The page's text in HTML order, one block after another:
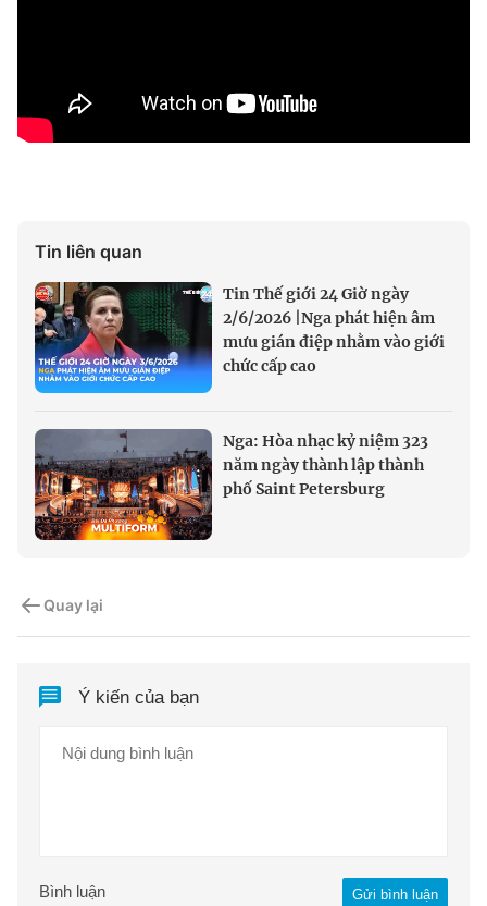
Tin liên quan
Tin Thế giới 24 Giờ ngày
2/6/2026 |Nga phát hiện âm
mưu gián điệp nhằm vào giới
chức cấp cao
Nga: Hòa nhạc kỷ niệm 323
năm ngày thành lập thành
phố Saint Petersburg
Quay lại
Ý kiến của bạn
Gửi bình luận
Bình luận